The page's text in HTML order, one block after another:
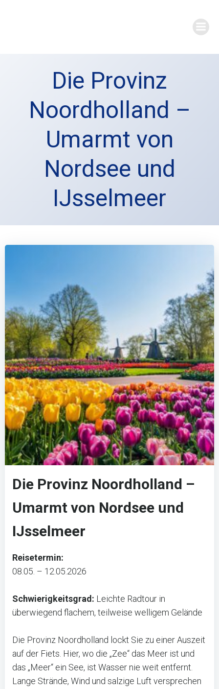
Die Provinz
Noordholland –
Umarmt von
Nordsee und
IJsselmeer
Die Provinz Noordholland –
Umarmt von Nordsee und
IJsselmeer
Reisetermin:
08.05. – 12.05.2026
Schwierigkeitsgrad: Leichte Radtour in
überwiegend flachem, teilweise welligem Gelände
Die Provinz Noordholland lockt Sie zu einer Auszeit
auf der Fiets. Hier, wo die „Zee“ das Meer ist und
das „Meer“ ein See, ist Wasser nie weit entfernt.
Lange Strände, Wind und salzige Luft versprechen